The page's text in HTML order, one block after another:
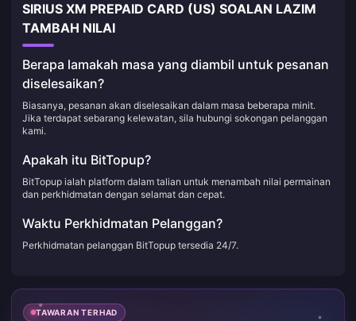
SIRIUS XM PREPAID CARD (US) SOALAN LAZIM
TAMBAH NILAI
Berapa lamakah masa yang diambil untuk pesanan
diselesaikan?
Biasanya, pesanan akan diselesaikan dalam masa beberapa minit.
Jika terdapat sebarang kelewatan, sila hubungi sokongan pelanggan
kami.
Apakah itu BitTopup?
BitTopup ialah platform dalam talian untuk menambah nilai permainan
dan perkhidmatan dengan selamat dan cepat.
Waktu Perkhidmatan Pelanggan?
Perkhidmatan pelanggan BitTopup tersedia 24/7.
TAWARAN TERHAD